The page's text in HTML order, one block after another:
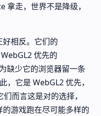
走，世界不是降级，
相反。它们的
优先的
缺少它的浏览器留一条
，它是 WebGL2 优先，
而言这是对的选择，
游戏跑在尽可能多样的